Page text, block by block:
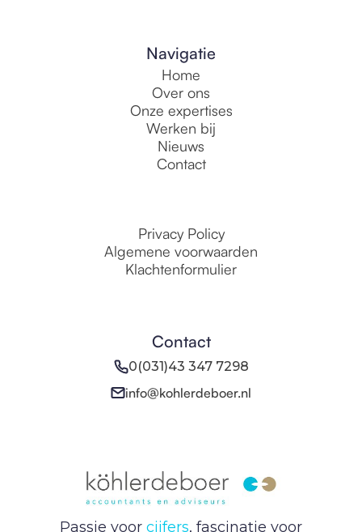
Navigatie
Home
Over ons
Onze expertises
Werken bij
Nieuws
Contact
Privacy Policy
Algemene voorwaarden
Klachtenformulier
Contact
0(031)43 347 7298
info@kohlerdeboer.nl
Passie voor cijfers, fascinatie voor